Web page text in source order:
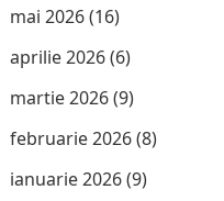
mai 2026(16)
aprilie 2026(6)
martie 2026(9)
februarie 2026(8)
ianuarie 2026(9)